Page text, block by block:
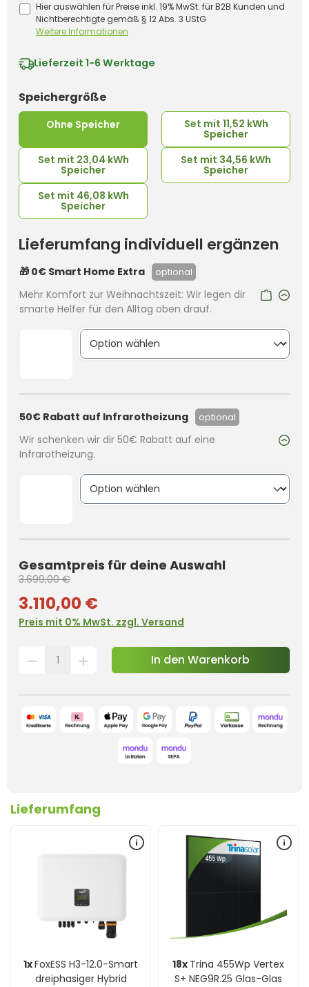
Hier auswählen für Preise inkl. 19% MwSt. für B2B Kunden und
Nichtberechtigte gemäß § 12 Abs. 3 UStG
Weitere Informationen
Lieferzeit 1-6 Werktage
Speichergrößeauswählen
Ohne Speicher Set mit 11,52 kWh
Speicher
Set mit 23,04 kWh
Speicher
Set mit 34,56 kWh
Speicher
Set mit 46,08 kWh
Speicher
Lieferumfang individuell ergänzen
🎁 0€ Smart Home Extra optional
Mehr Komfort zur Weihnachtszeit: Wir legen dir
smarte Helfer für den Alltag oben drauf.
50€ Rabatt auf Infrarotheizung optional
Wir schenken wir dir 50€ Rabatt auf eine
Infrarotheizung.
Gesamtpreis für deine Auswahl
3.699,00 €
3.110,00 €
Preis mit 0% MwSt. zzgl. Versand
In den Warenkorb
Lieferumfang
1xFoxESS H3-12.0-Smart
dreiphasiger Hybrid
18x Trina 455Wp Vertex
S+ NEG9R.25 Glas-Glas